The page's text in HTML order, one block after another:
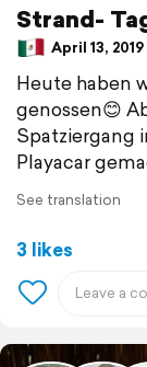
Strand-
April 13,
Heute haben
genossen😊
Spatziergang
Playacar
See translation
3 likes